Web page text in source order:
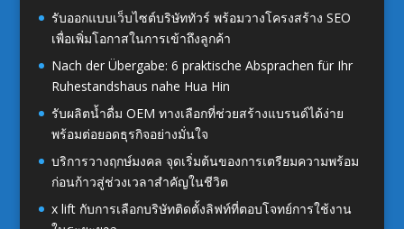
รับออกแบบเว็บไซต์บริษัททัวร์ พร้อมวางโครงสร้าง SEO
เพื่อเพิ่มโอกาสในการเข้าถึงลูกค้า
Nach der Übergabe: 6 praktische Absprachen für Ihr
Ruhestandshaus nahe Hua Hin
รับผลิตน้ำดื่ม OEM ทางเลือกที่ช่วยสร้างแบรนด์ได้ง่าย
พร้อมต่อยอดธุรกิจอย่างมั่นใจ
บริการวางฤกษ์มงคล จุดเริ่มต้นของการเตรียมความพร้อม
ก่อนก้าวสู่ช่วงเวลาสำคัญในชีวิต
x lift กับการเลือกบริษัทติดตั้งลิฟท์ที่ตอบโจทย์การใช้งาน